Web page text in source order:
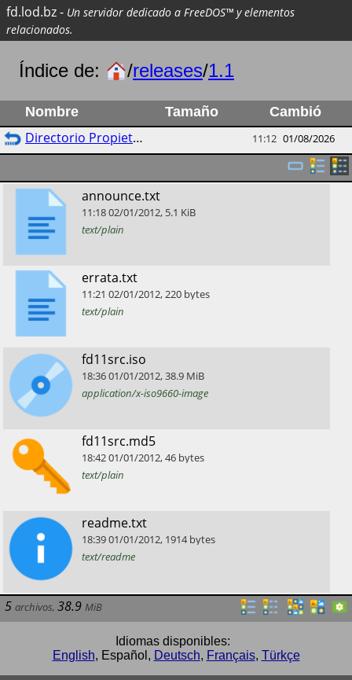
fd.lod.bz- Un servidor dedicado a FreeDOS™ y elementos
relacionados.
Índice de: /releases/1.1
Nombre Tamaño Cambió
Directorio Propietario 11:12 01/08/2026
​announce.txt
11:1802/01/2012, 5.1 KiB
text/plain
​errata.txt
11:21 02/01/2012,220 bytes
text/plain
​fd11src.iso
18:3601/01/2012,38.9 MiB
application/x-iso9660-image
​fd11src.md5
18:4201/01/2012,46 bytes
text/plain
​readme.txt
18:3901/01/2012, 1914 bytes
text/readme
5 archivos, 38.9 MiB
Idiomas disponibles:
English, Español , Deutsch, Français, Türkçe